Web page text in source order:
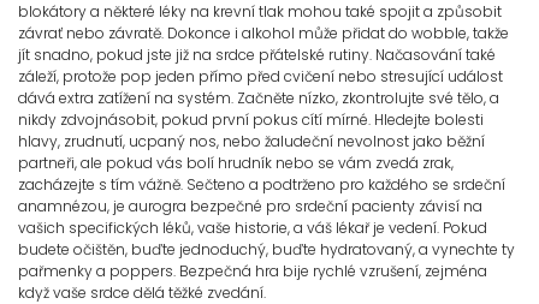
blokátory a některé léky na krevní tlak mohou také spojit a způsobit
závrať nebo závratě. Dokonce i alkohol může přidat do wobble, takže
jít snadno, pokud jste již na srdce přátelské rutiny. Načasování také
záleží, protože pop jeden přímo před cvičení nebo stresující událost
dává extra zatížení na systém. Začněte nízko, zkontrolujte své tělo, a
nikdy zdvojnásobit, pokud první pokus cítí mírné. Hledejte bolesti
hlavy, zrudnutí, ucpaný nos, nebo žaludeční nevolnost jako běžní
partneři, ale pokud vás bolí hrudník nebo se vám zvedá zrak,
zacházejte s tím vážně. Sečteno a podtrženo pro každého se srdeční
anamnézou, je aurogra bezpečné pro srdeční pacienty závisí na
vašich specifických léků, vaše historie, a váš lékař je vedení. Pokud
budete očištěn, buďte jednoduchý, buďte hydratovaný, a vynechte ty
pařmenky a poppers. Bezpečná hra bije rychlé vzrušení, zejména
když vaše srdce dělá těžké zvedání.